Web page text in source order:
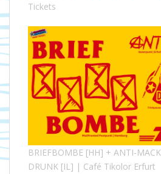
Tickets
BRIEFBOMBE [HH] + ANTI-
DRUNK [IL] | Café Tikolor Erfurt